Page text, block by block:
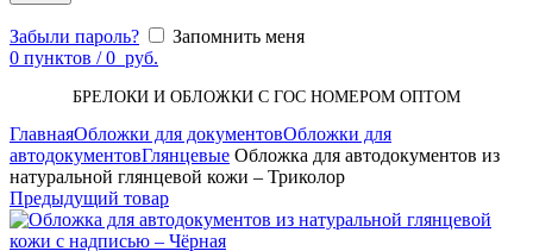
Забыли пароль?
Запомнить меня
0 пунктов / 0 руб.
БРЕЛОКИ И ОБЛОЖКИ С ГОС НОМЕРОМ ОПТОМ
ГлавнаяОбложки для документовОбложки для
автодокументовГлянцевые Обложка для автодокументов из
натуральной глянцевой кожи – Триколор
Предыдущий товар